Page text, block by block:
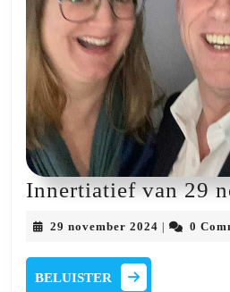
Innertiatief van 29
29 november 2024 29
| 0
BELUISTER BELUISTER